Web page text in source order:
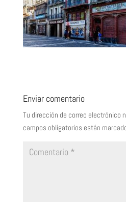
Enviar comentario
Tu dirección de correo electrónico
campos obligatorios están